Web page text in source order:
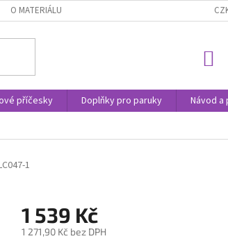
O MATERIÁLU
příčesky Doplňky pro paruky Návod a
1
1 539 Kč
1 271,90 Kč bez DPH